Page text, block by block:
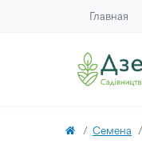
Главная
Семена